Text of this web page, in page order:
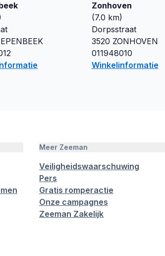
Zonhoven
(7.0 km)
Dorpsstraat
3520 ZONHOVEN
011948010
Winkelinformatie
Meer Zeeman
Veiligheidswaarschuwing
Pers
Gratis romperactie
Onze campagnes
Zeeman Zakelijk